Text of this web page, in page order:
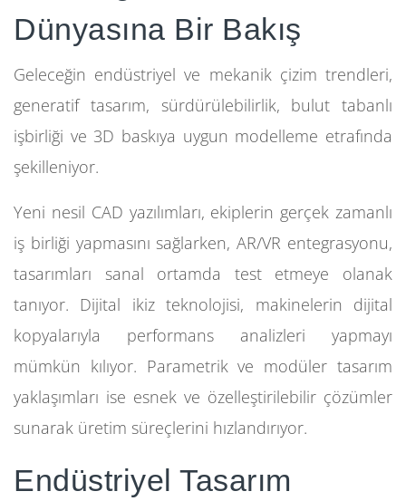
Dünyasına Bir Bakış
Geleceğin endüstriyel ve mekanik çizim trendleri,
generatif tasarım, sürdürülebilirlik, bulut tabanlı
işbirliği ve 3D baskıya uygun modelleme etrafında
şekilleniyor.
Yeni nesil CAD yazılımları, ekiplerin gerçek zamanlı
iş birliği yapmasını sağlarken, AR/VR entegrasyonu,
tasarımları sanal ortamda test etmeye olanak
tanıyor. Dijital ikiz teknolojisi, makinelerin dijital
kopyalarıyla performans analizleri yapmayı
mümkün kılıyor. Parametrik ve modüler tasarım
yaklaşımları ise esnek ve özelleştirilebilir çözümler
sunarak üretim süreçlerini hızlandırıyor.
Endüstriyel Tasarım